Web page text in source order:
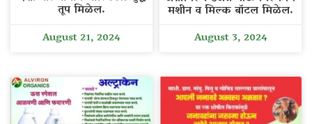
तूप मिळेल.
August 21, 2024
मशीन व मिल्क बॉटल मिळेल.
August 3, 2024